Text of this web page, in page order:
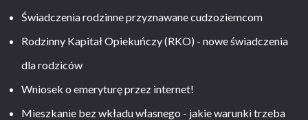
Świadczenia rodzinne przyznawane cudzoziemcom
Rodzinny Kapitał Opiekuńczy (RKO) - nowe świadczenia
dla rodziców
Wniosek o emeryturę przez internet!
Mieszkanie bez wkładu własnego - jakie warunki trzeba